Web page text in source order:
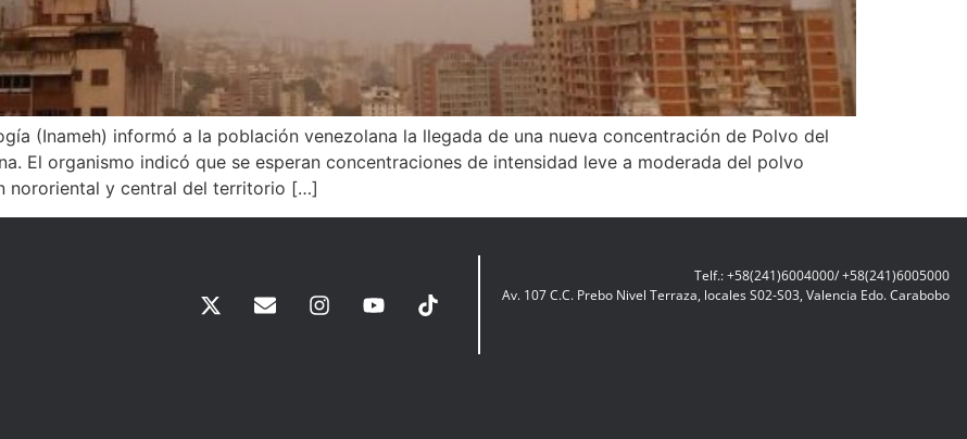
(Inameh) informó a la población venezolana la llegada de una nueva concentración de Polvo del
El organismo indicó que se esperan concentraciones de intensidad leve a moderada del polvo
nororiental y central del territorio […]
Telf.: +58(241)6004000/ +58(241)6005000
Av. 107 C.C. Prebo Nivel Terraza, locales S02-S03, Valencia Edo. Carabobo